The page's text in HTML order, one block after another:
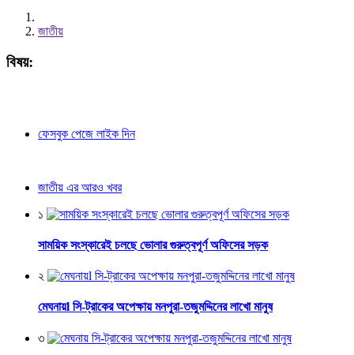
জাতীয়
বিষয়:
ফেসবুক পেজে লাইক দিন
জাতীয় এর আরও খবর
১
সাময়িক সংস্কারেই চলছে ভোলার গুরুত্বপূর্ণ অফিসের সড়ক
২
মেঘনায়l সি-ট্রাকের অপেক্ষায় মনপুরা-তজুমদ্দিনের লাখো মানুষ
৩